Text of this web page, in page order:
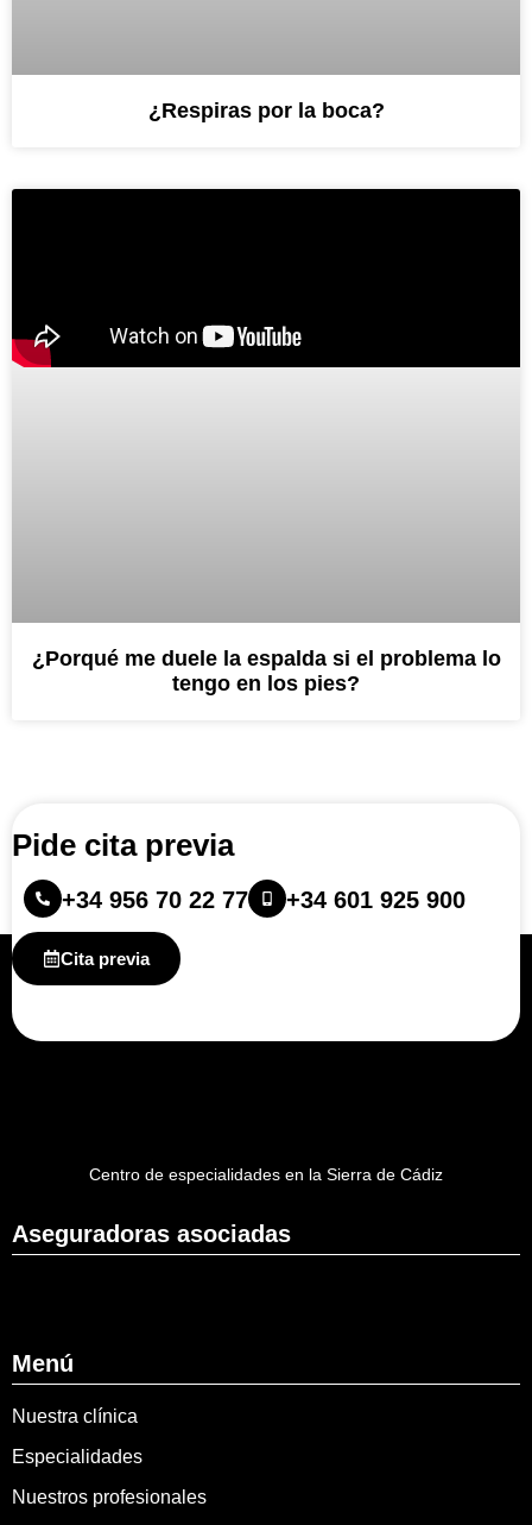
¿Respiras por la boca?
¿Porqué me duele la espalda si el problema lo
tengo en los pies?
Pide cita previa
+34 956 70 22 77 +34 601 925 900
Cita previa
Centro de especialidades en la Sierra de Cádiz
Aseguradoras asociadas
Menú
Nuestra clínica
Especialidades
Nuestros profesionales